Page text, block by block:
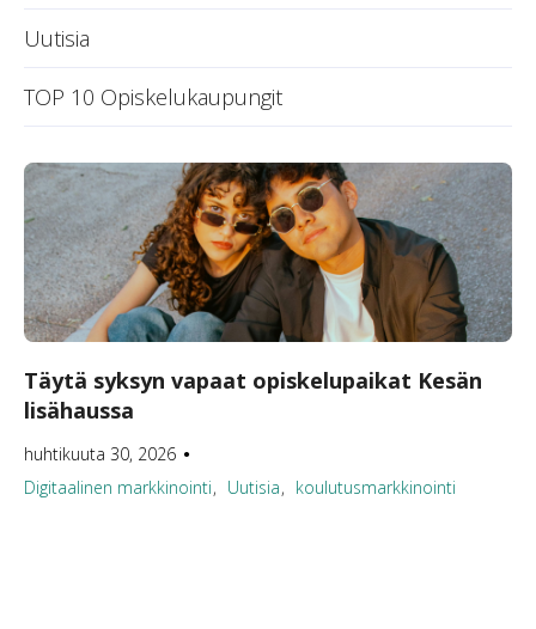
Uutisia
TOP 10 Opiskelukaupungit
Täytä syksyn vapaat opiskelupaikat Kesän
lisähaussa
huhtikuuta 30, 2026 ●
Digitaalinen markkinointi Uutisia koulutusmarkkinointi